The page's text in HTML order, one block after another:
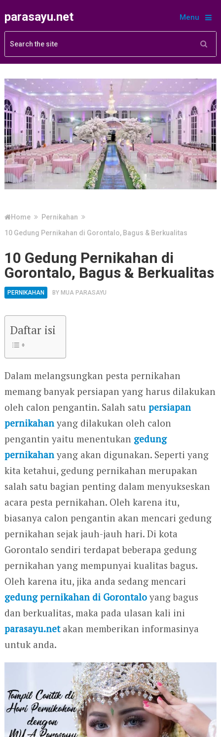
parasayu.net Menu
Home
Pernikahan
10 Gedung Pernikahan di Gorontalo, Bagus & Berkualitas
10 Gedung Pernikahan di
Gorontalo, Bagus & Berkualitas
PERNIKAHAN BY MUA PARASAYU
Daftar isi
Dalam melangsungkan pesta pernikahan
memang banyak persiapan yang harus dilakukan
oleh calon pengantin. Salah satu persiapan
pernikahanyang dilakukan oleh calon
pengantin yaitu menentukan gedung
pernikahanyang akan digunakan. Seperti yang
kita ketahui, gedung pernikahan merupakan
salah satu bagian penting dalam menyukseskan
acara pesta pernikahan. Oleh karena itu,
biasanya calon pengantin akan mencari gedung
pernikahan sejak jauh-jauh hari. Di kota
Gorontalo sendiri terdapat beberapa gedung
pernikahan yang mempunyai kualitas bagus.
Oleh karena itu, jika anda sedang mencari
gedung pernikahan di Gorontaloyang bagus
dan berkualitas, maka pada ulasan kali ini
parasayu.netakan memberikan informasinya
untuk anda.